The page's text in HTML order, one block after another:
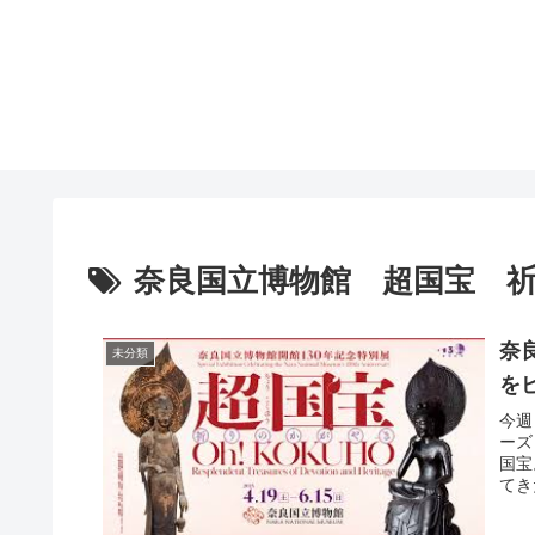
奈良国立博物館 超国宝
未分類
奈
を
今
ー
国
て